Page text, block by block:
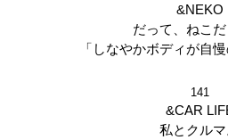
&NEKO
だって、ねこだ
「しなやかボディが自
141
&CAR
私とクルマ